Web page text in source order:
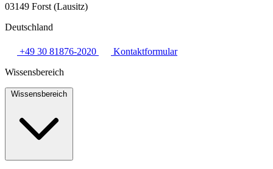
03149 Forst (Lausitz)
Deutschland
+49 30 81876-2020
Kontaktformular
Wissensbereich
Wissensbereich